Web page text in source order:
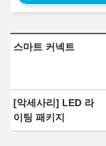
스마트 커넥트
[악세사리] LED 라
이팅 패키지